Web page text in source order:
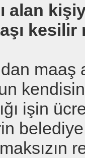
alan
kesilir
maaş
işin
belediye